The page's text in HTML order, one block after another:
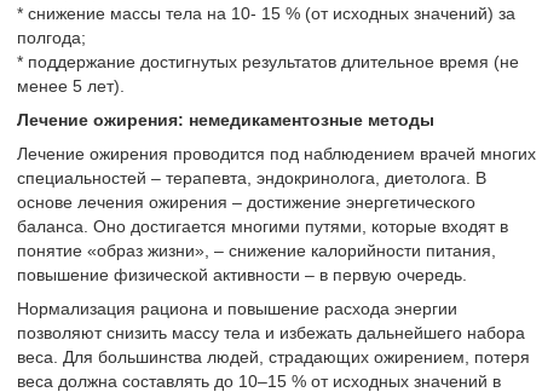
* снижение массы тела на 10- 15 % (от исходных значений) за
полгода;
* поддержание достигнутых результатов длительное время (не
менее 5 лет).
Лечение ожирения: немедикаментозные методы
Лечение ожирения проводится под наблюдением врачей многих
специальностей – терапевта, эндокринолога, диетолога. В
основе лечения ожирения – достижение энергетического
баланса. Оно достигается многими путями, которые входят в
понятие «образ жизни», – снижение калорийности питания,
повышение физической активности – в первую очередь.
Нормализация рациона и повышение расхода энергии
позволяют снизить массу тела и избежать дальнейшего набора
веса. Для большинства людей, страдающих ожирением, потеря
веса должна составлять до 10–15 % от исходных значений в